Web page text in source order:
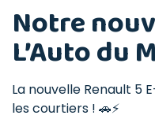
Notre
L’Auto du
La nouvelle Renault 5
les courtiers ! 🚗⚡️